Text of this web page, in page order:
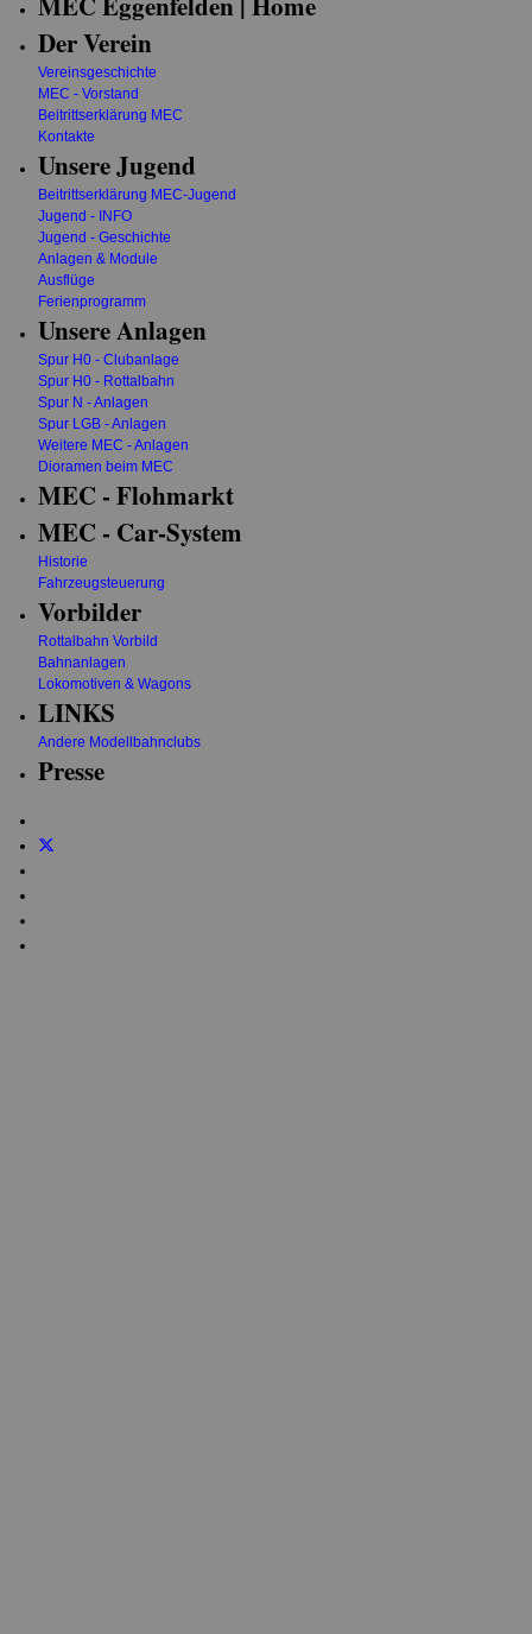
Der Verein
Vereinsgeschichte
MEC - Vorstand
Beitrittserklärung MEC
Kontakte
Unsere Jugend
Beitrittserklärung MEC-Jugend
Jugend - INFO
Jugend - Geschichte
Anlagen & Module
Ausflüge
Ferienprogramm
Unsere Anlagen
Spur H0 - Clubanlage
Spur H0 - Rottalbahn
Spur N - Anlagen
Spur LGB - Anlagen
Weitere MEC - Anlagen
Dioramen beim MEC
MEC - Flohmarkt
MEC - Car-System
Historie
Fahrzeugsteuerung
Vorbilder
Rottalbahn Vorbild
Bahnanlagen
Lokomotiven & Wagons
LINKS
Andere Modellbahnclubs
Presse